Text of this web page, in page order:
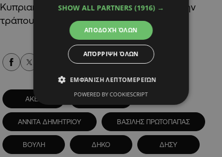
Κυπριακό είναι πιθανό «ν’ ανακατέψουν την
τράπουλα».
Alpha Podcasts
ΑΚΕΛ ΑΛΜΑ
ΑΝΝΙΤΑ ΔΗΜΗΤΡΙΟΥ ΒΑΣΙΛΗΣ ΠΡΩΤΟΠΑΠΑΣ
ΒΟΥΛΗ ΔΗΚΟ ΔΗΣΥ
SHOW ALL PARTNERS (1916) →
ΑΠΟΔΟΧΉ ΌΛΩΝ
ΑΠΌΡΡΙΨΗ ΌΛΩΝ
ΕΜΦΆΝΙΣΗ ΛΕΠΤΟΜΕΡΕΙΏΝ
POWERED BY COOKIESCRIPT